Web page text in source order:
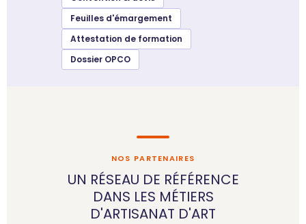
Feuilles d'émargement
Attestation de formation
Dossier OPCO
NOS PARTENAIRES
UN RÉSEAU DE RÉFÉRENCE
DANS LES MÉTIERS
D'ARTISANAT D'ART